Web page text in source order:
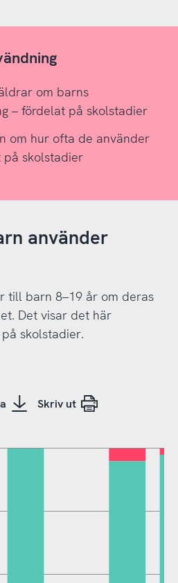
om barns
– fördelat på skolstadier
om hur ofta de använder
skolstadier
använder
till barn 8–19 år om deras
Det visar det här
skolstadier.
Skriv ut